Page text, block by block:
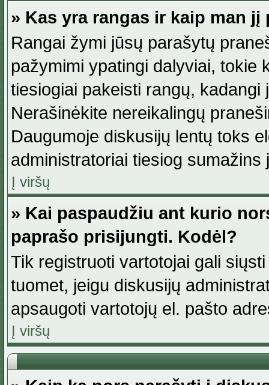
» Kas yra rangas ir kaip man jį
Rangai žymi jūsų parašytų
pažymimi ypatingi dalyviai, tokie
tiesiogiai pakeisti rangų,
Nerašinėkite nereikalingų
Daugumoje diskusijų lentų toks
administratoriai tiesiog
Į viršų
» Kai paspaudžiu ant kurio
paprašo prisijungti. Kodėl?
Tik registruoti vartotojai gali
tuomet, jeigu diskusijų
apsaugoti vartotojų el. pašto
Į viršų